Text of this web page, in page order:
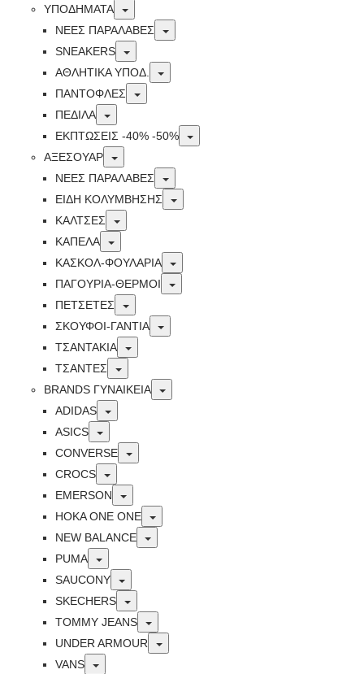
ΥΠΟΔΗΜΑΤΑ
Toggle
ΝΕΕΣ ΠΑΡΑΛΑΒΕΣ
Toggle
SNEAKERS
Toggle
ΑΘΛΗΤΙΚΑ ΥΠΟΔ.
Toggle
ΠΑΝΤΟΦΛΕΣ
Toggle
ΠΕΔΙΛΑ
Toggle
ΕΚΠΤΏΣΕΙΣ -40% -50%
Toggle
ΑΞΕΣΟΥΑΡ
Toggle
ΝΕΕΣ ΠΑΡΑΛΑΒΕΣ
Toggle
ΕΙΔΗ ΚΟΛΥΜΒΗΣΗΣ
Toggle
ΚΑΛΤΣΕΣ
Toggle
ΚΑΠΕΛΑ
Toggle
ΚΑΣΚΟΛ-ΦΟΥΛΑΡΙΑ
Toggle
ΠΑΓΟΥΡΙΑ-ΘΕΡΜΟΙ
Toggle
ΠΕΤΣΈΤΕΣ
Toggle
ΣΚΟΥΦΟΙ-ΓΑΝΤΙΑ
Toggle
ΤΣΑΝΤΑΚΙΑ
Toggle
ΤΣΑΝΤΕΣ
Toggle
BRANDS ΓΥΝΑΙΚΕΊΑ
Toggle
ADIDAS
Toggle
ASICS
Toggle
CONVERSE
Toggle
CROCS
Toggle
EMERSON
Toggle
HOKA ONE ONE
Toggle
NEW BALANCE
Toggle
PUMA
Toggle
SAUCONY
Toggle
SKECHERS
Toggle
TOMMY JEANS
Toggle
UNDER ARMOUR
Toggle
VANS
Toggle